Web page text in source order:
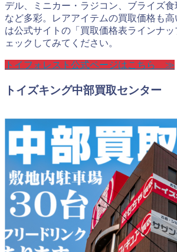
デル、ミニカー・ラジコン、ブライズ
など多彩。レアアイテムの買取価格も
は公式サイトの「買取価格表ラインナ
ェックしてみてください。
トイフォレスト公式ページはこちら ≫
トイズキング中部買取センター